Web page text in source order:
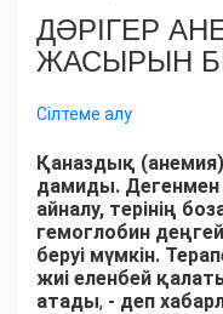
ДӘРІГЕР
ЖАСЫРЫН
Сілтеме алу
Қаназдық
дамиды. Дегенмен
айналу, терінің
гемоглобин
беруі мүмкін.
жиі еленбей
атады, - деп